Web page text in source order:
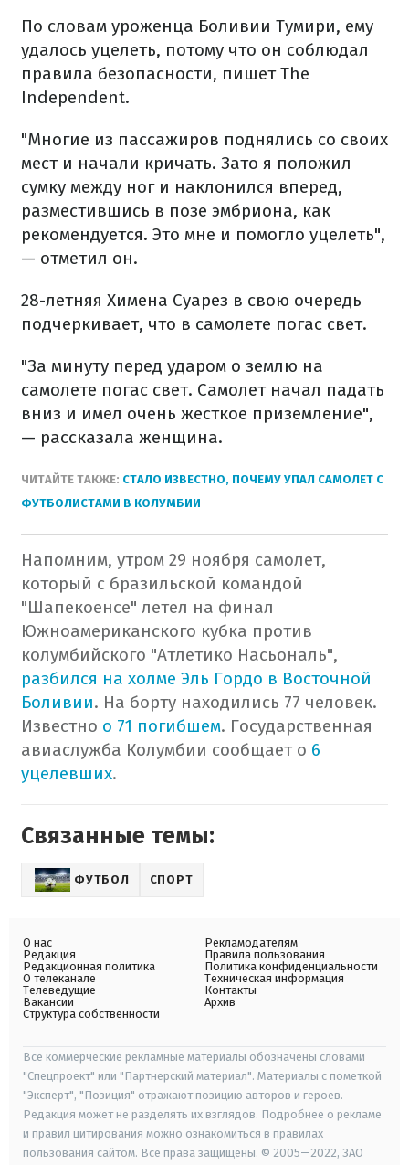
По словам уроженца Боливии Тумири, ему
удалось уцелеть, потому что он соблюдал
правила безопасности, пишет The
Independent.
"Многие из пассажиров поднялись со своих
мест и начали кричать. Зато я положил
сумку между ног и наклонился вперед,
разместившись в позе эмбриона, как
рекомендуется. Это мне и помогло уцелеть",
— отметил он.
28-летняя Химена Суарез в свою очередь
подчеркивает, что в самолете погас свет.
"За минуту перед ударом о землю на
самолете погас свет. Самолет начал падать
вниз и имел очень жесткое приземление",
— рассказала женщина.
ЧИТАЙТЕ ТАКЖЕ: СТАЛО ИЗВЕСТНО, ПОЧЕМУ УПАЛ САМОЛЕТ С
ФУТБОЛИСТАМИ В КОЛУМБИИ
Напомним, утром 29 ноября самолет,
который с бразильской командой
"Шапекоенсе" летел на финал
Южноамериканского кубка против
колумбийского "Атлетико Насьональ",
разбился на холме Эль Гордо в Восточной
Боливии. На борту находились 77 человек.
Известно о 71 погибшем. Государственная
авиаслужба Колумбии сообщает о 6
уцелевших.
Связанные темы:
ФУТБОЛ СПОРТ
О нас
Редакция
Редакционная политика
О телеканале
Телеведущие
Вакансии
Структура собственности
Рекламодателям
Правила пользования
Политика конфиденциальности
Техническая информация
Контакты
Архив
Все коммерческие рекламные материалы обозначены словами
"Спецпроект" или "Партнерский материал". Материалы с пометкой
"Эксперт", "Позиция" отражают позицию авторов и героев.
Редакция может не разделять их взглядов. Подробнее о рекламе
и правил цитирования можно ознакомиться в правилах
пользования сайтом. Все права защищены. © 2005—2022, ЗАО